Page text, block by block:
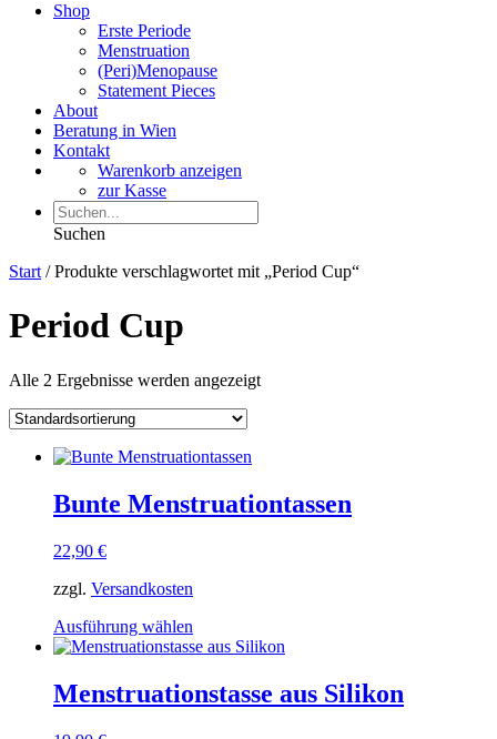
Shop
Erste Periode
Menstruation
(Peri)Menopause
Statement Pieces
About
Beratung in Wien
Kontakt
Warenkorb anzeigen
zur Kasse
Suchen
Start / Produkte verschlagwortet mit „Period Cup“
Period Cup
Alle 2 Ergebnisse werden angezeigt
Bunte Menstruationtassen
22,90 €
zzgl. Versandkosten
Ausführung wählen
Produkt
mehrere
Varianten
Menstruationstasse aus Silikon